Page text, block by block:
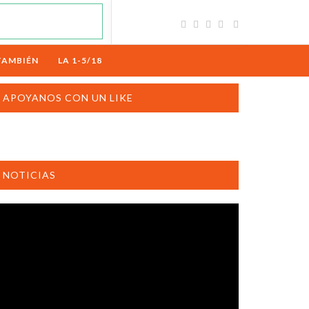
LA 1-5/18
APOYANOS CON UN LIKE
NOTICIAS